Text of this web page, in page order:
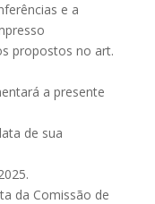
e a
propostos no art.
a presente
de sua
da Comissão de